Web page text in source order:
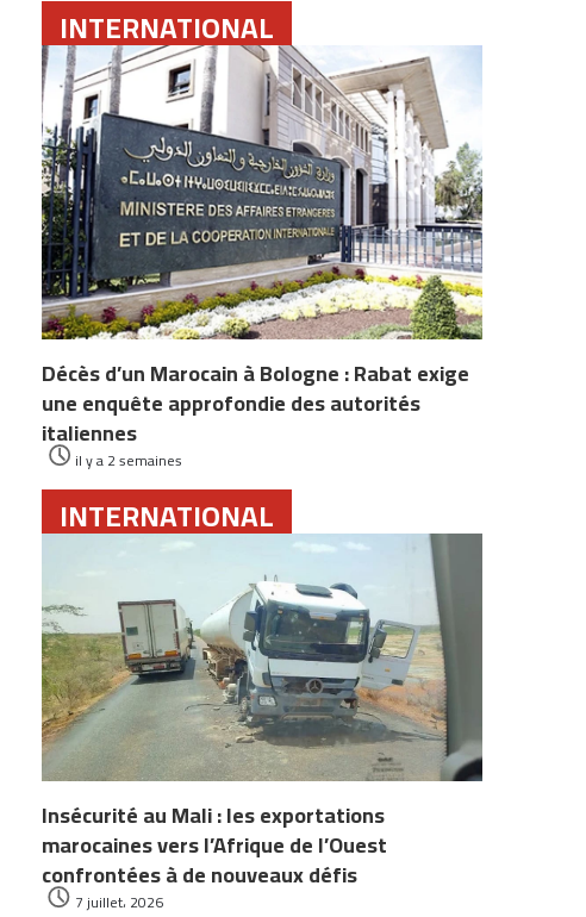
INTERNATIONAL
Décès d’un Marocain à Bologne : Rabat exige
une enquête approfondie des autorités
italiennes
il y a 2 semaines
INTERNATIONAL
Insécurité au Mali : les exportations
marocaines vers l’Afrique de l’Ouest
confrontées à de nouveaux défis
7 juillet، 2026